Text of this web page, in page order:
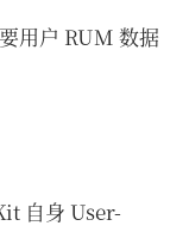
用户 RUM 数据
自身 User-